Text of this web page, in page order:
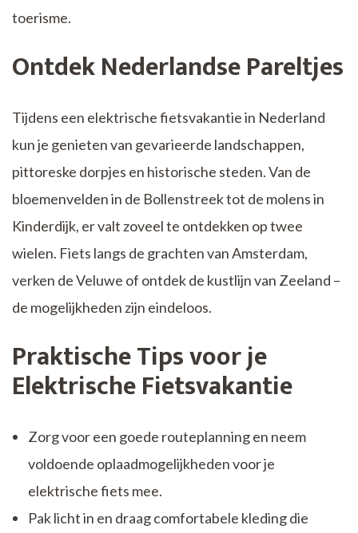
toerisme.
Ontdek Nederlandse Pareltjes
Tijdens een elektrische fietsvakantie in Nederland
kun je genieten van gevarieerde landschappen,
pittoreske dorpjes en historische steden. Van de
bloemenvelden in de Bollenstreek tot de molens in
Kinderdijk, er valt zoveel te ontdekken op twee
wielen. Fiets langs de grachten van Amsterdam,
verken de Veluwe of ontdek de kustlijn van Zeeland –
de mogelijkheden zijn eindeloos.
Praktische Tips voor je
Elektrische Fietsvakantie
Zorg voor een goede routeplanning en neem
voldoende oplaadmogelijkheden voor je
elektrische fiets mee.
Pak licht in en draag comfortabele kleding die